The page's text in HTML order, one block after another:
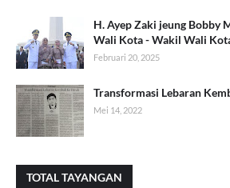
H. Ayep Zaki jeung Bobby
Wali Kota - Wakil Wali
Februari 20, 2025
Transformasi Lebaran
Mei 14, 2022
TOTAL TAYANGAN